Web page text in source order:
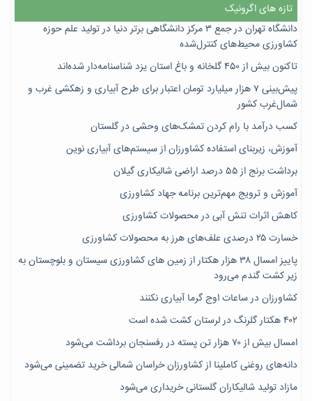
تازه های اگرونیک
دانشگاه تهران در جمع ۳ مرکز دانشگاهی برتر دنیا در تولید علم حوزه
کشاورزی محیط‌های کنترل‌شده
تاکنون بیش از ۴۵۰ گلخانه و باغ استان یزد شناسنامه‌دار شده‌اند
پیش‌بینی ۷‌ هزار میلیارد تومان اعتبار برای طرح آبیاری و زهکشی غرب و
شمال‌غرب کشور
کسب درآمد با رام کردن تمشک‌های وحشی در گلستان
آموزش، زیربنای استفاده کشاورزان از سیستم‌های آبیاری نوین
برداشت برنج از ۵۵ درصد اراضی شالیکاری گیلان
آموزش و ترویج مهم‌ترین برنامه جهاد کشاورزی
کاهش اثرات تنش آبی در محصولات کشاورزی
خسارت ۲۵ درصدی علف‌های هرز به محصولات کشاورزی
پاییز امسال ۳۸ هزار هکتار از زمین های کشاورزی سیستان و بلوچستان به
زیر کشت گندم می‌رود
کشاورزان در ساعات اوج گرما آبیاری نکنند
۴۰۲ هکتار گلرنگ در لرستان کشت شده است
امسال بیش از ۷۰ هزار تن پسته در رفسنجان برداشت می‌شود
دانه‌های روغنی کاملینا از کشاورزان خراسان شمالی خرید تضمینی می‌شود
مازاد تولید شالیکاران گلستانی خریداری می‌شود